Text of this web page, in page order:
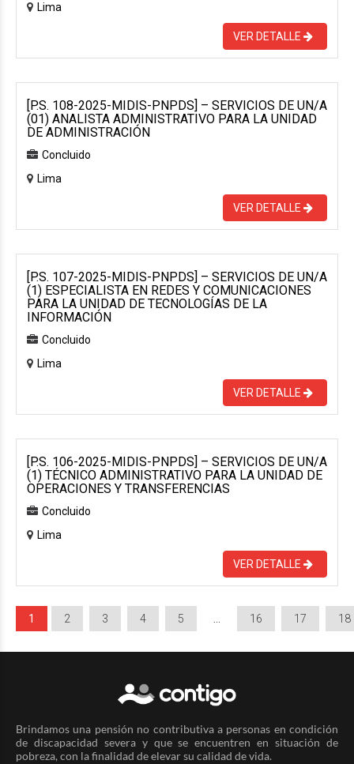
Lima
VER DETALLE
[P.S. 108-2025-MIDIS-PNPDS] – SERVICIOS DE UN/A
(01) ANALISTA ADMINISTRATIVO PARA LA UNIDAD
DE ADMINISTRACIÓN
Concluido
Lima
VER DETALLE
[P.S. 107-2025-MIDIS-PNPDS] – SERVICIOS DE UN/A
(1) ESPECIALISTA EN REDES Y COMUNICACIONES
PARA LA UNIDAD DE TECNOLOGÍAS DE LA
INFORMACIÓN
Concluido
Lima
VER DETALLE
[P.S. 106-2025-MIDIS-PNPDS] – SERVICIOS DE UN/A
(1) TÉCNICO ADMINISTRATIVO PARA LA UNIDAD DE
OPERACIONES Y TRANSFERENCIAS
Concluido
Lima
VER DETALLE
1 2 3 4 5 16 17 18
Brindamos una pensión no contributiva a personas en condición
de discapacidad severa y que se encuentren en situación de
pobreza, con la finalidad de elevar su calidad de vida.